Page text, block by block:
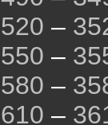
–
–
–
–